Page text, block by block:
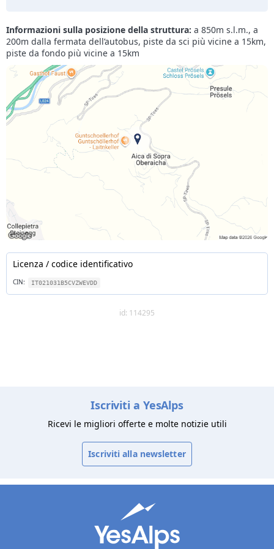
Informazioni sulla posizione della struttura: a 850m s.l.m., a
200m dalla fermata dell’autobus, piste da sci più vicine a 15km,
piste da fondo più vicine a 15km
Licenza / codice identificativo
CIN: IT021031B5CVZWEVDD
id: 114295
Iscriviti a YesAlps
Ricevi le migliori offerte e molte notizie utili
Iscriviti alla newsletter